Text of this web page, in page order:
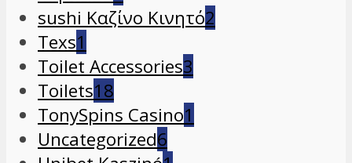
sushi Καζίνο Κινητό2
Texs1
Toilet Accessories3
Toilets18
TonySpins Casino1
Uncategorized6